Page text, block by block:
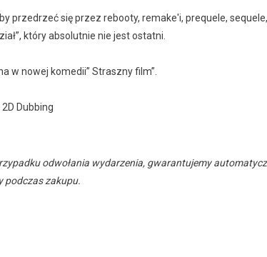
przedrzeć się przez rebooty, remake'i, prequele,
który absolutnie nie jest ostatni.
w nowej komedii” Straszny film”.
Dubbing
odwołania wydarzenia, gwarantujemy
podczas zakupu.